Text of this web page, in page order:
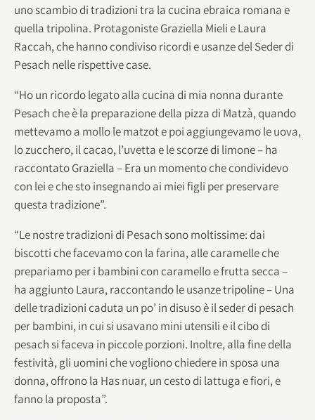
uno scambio di tradizioni tra la cucina ebraica romana e
quella tripolina. Protagoniste Graziella Mieli e Laura
Raccah, che hanno condiviso ricordi e usanze del Seder di
Pesach nelle rispettive case.
“Ho un ricordo legato alla cucina di mia nonna durante
Pesach che è la preparazione della pizza di Matzà, quando
mettevamo a mollo le matzot e poi aggiungevamo le uova,
lo zucchero, il cacao, l’uvetta e le scorze di limone – ha
raccontato Graziella – Era un momento che condividevo
con lei e che sto insegnando ai miei figli per preservare
questa tradizione”.
“Le nostre tradizioni di Pesach sono moltissime: dai
biscotti che facevamo con la farina, alle caramelle che
prepariamo per i bambini con caramello e frutta secca –
ha aggiunto Laura, raccontando le usanze tripoline – Una
delle tradizioni caduta un po’ in disuso è il seder di pesach
per bambini, in cui si usavano mini utensili e il cibo di
pesach si faceva in piccole porzioni. Inoltre, alla fine della
festività, gli uomini che vogliono chiedere in sposa una
donna, offrono la Has nuar, un cesto di lattuga e fiori, e
fanno la proposta”.